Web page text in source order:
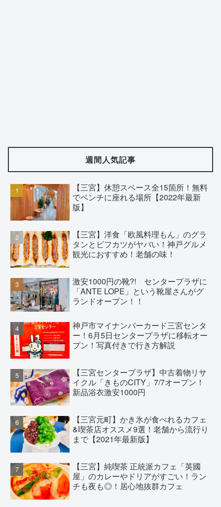
週間人気記事
【三宮】休憩スペース全15箇所！無料
でベンチに座れる場所【2022年最新
版】
【三宮】洋食「欧風料理もん」のグラ
タンとビフカツがヤバい！神戸グルメ
観光におすすめ！老舗の味！
激安1000円の靴?! センタープラザに
「ANTE LOPE」という靴屋さんがグ
ランドオープン！！
神戸市マイナンバーカード三宮センタ
ー！6月5日センタープラザに移転オー
プン！写真付きで行き方解説
【三宮センタープラザ】中古着物リサ
イクル「きものCITY」7/7オープン！
新品浴衣激安1000円
【三宮元町】かき氷が食べれるカフェ
&喫茶店オススメ9選！老舗から流行り
まで【2021年最新版】
【三宮】純喫茶 正統派カフェ「英國
屋」のカレーやドリアがすごい！ラン
チも夜も◎！居心地抜群カフェ